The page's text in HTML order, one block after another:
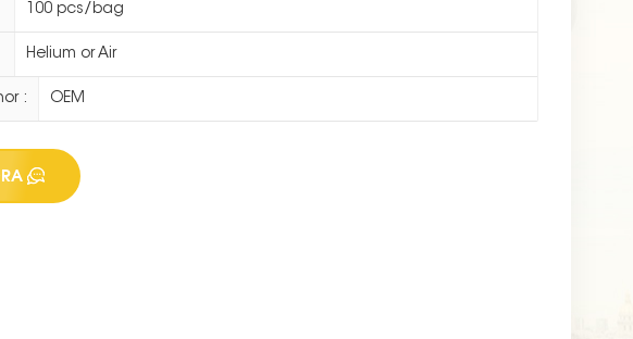
100 pcs/bag
Helium or Air
: OEM